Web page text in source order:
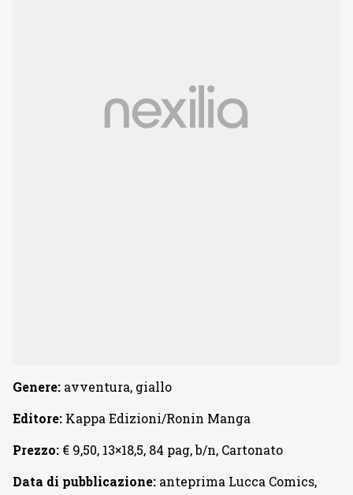
Genere: avventura, giallo
Editore: Kappa Edizioni/Ronin Manga
Prezzo: € 9,50, 13×18,5, 84 pag, b/n, Cartonato
Data di pubblicazione: anteprima Lucca Comics,